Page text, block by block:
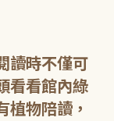
讀時不僅可
看看館內綠
植物陪讀，